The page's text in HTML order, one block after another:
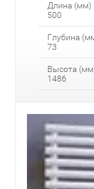
Длина (мм)
500
Глубина
73
Высота
1486